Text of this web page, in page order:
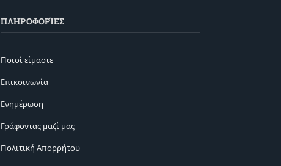
ΠΛΗΡΟΦΟΡΊΕΣ
Ποιοί είμαστε
Επικοινωνία
Ενημέρωση
Γράφοντας μαζί μας
Πολιτική Απορρήτου